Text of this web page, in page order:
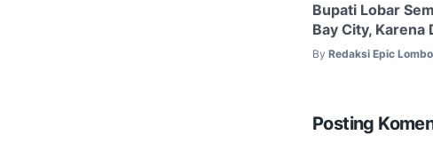
Bupati Lobar
Bay City, Karena
By Redaksi Epic
Posting